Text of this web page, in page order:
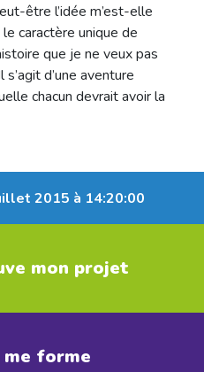
être l’idée m’est-elle
caractère unique de
que je ne veux pas
d’une aventure
chacun devrait avoir la
2015 à 14:20:00
mon projet
me forme